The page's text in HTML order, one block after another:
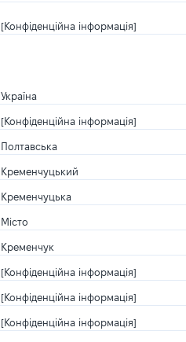
[Конфіденційна інформація]
Україна
[Конфіденційна інформація]
Полтавська
Кременчуцький
Кременчуцька
Місто
Кременчук
[Конфіденційна інформація]
[Конфіденційна інформація]
[Конфіденційна інформація]